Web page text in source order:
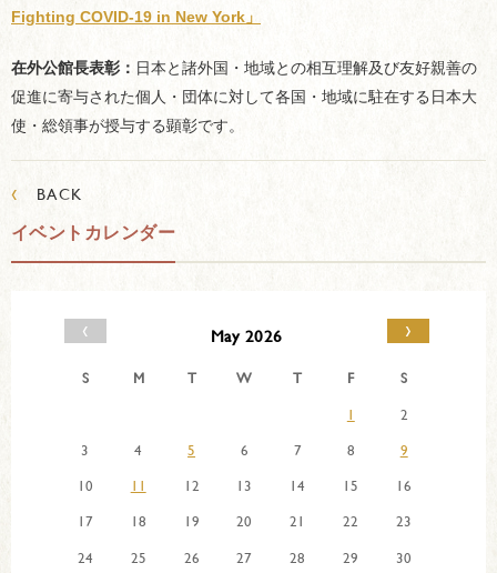
Fighting COVID-19 in New York」
在外公館長表彰： 日本と諸外国・地域との相互理解及び友好親善の
促進に寄与された個人・団体に対して各国・地域に駐在する日本大
使・総領事が授与する顕彰です。
‹ BACK
イベントカレンダー
‹ May 2026 ›
S M T W T F
S
1
2
3
4 5 6 7 8
9
10
11 12 13 14 15
16
17
18 19 20 21 22
23
24
25 26 27 28 29 30